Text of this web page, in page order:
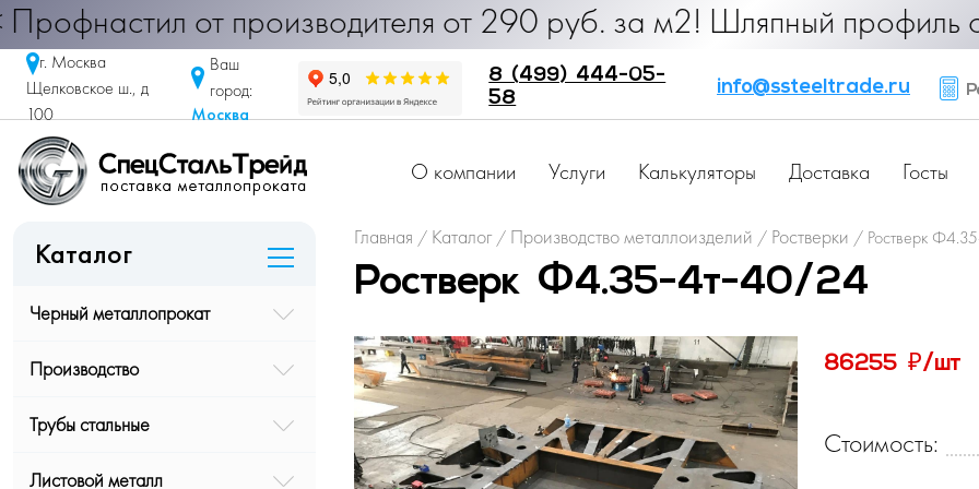
от производителя от 290 руб. за м2! Шляпный профиль от
г. Москва
Щелковское ш., д
100
Ваш
город:
Москва
8 (499) 444-05-
58
info@ssteeltrade.ru
О компании Услуги Калькуляторы Доставка Госты
Каталог
Черный металлопрокат
Производство
Трубы стальные
Листовой металл
Главная / Каталог / Производство металлоизделий / Ростверки / Ростверк
Ростверк Ф4.35-4т-40/24
86255 ₽/шт
Стоимость: